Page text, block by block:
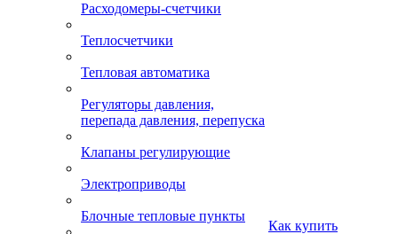
Расходомеры-счетчики
Теплосчетчики
Тепловая автоматика
Регуляторы давления,
перепада давления, перепуска
Клапаны регулирующие
Электроприводы
Блочные тепловые пункты
Как купить